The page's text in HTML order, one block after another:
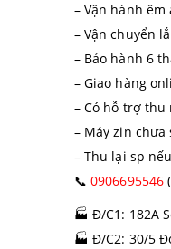
– Vận hành êm
– Vận chuyển
– Bảo hành 6
– Giao hàng
– Có hỗ trợ thu
– Máy zin chưa
– Thu lại sp
📞 0906695546(
🏭 Đ/C1: 182A
🏭 Đ/C2: 30/5